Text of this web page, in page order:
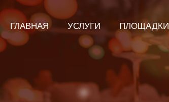
ГЛАВНАЯ УСЛУГИ ПЛОЩАДКИ